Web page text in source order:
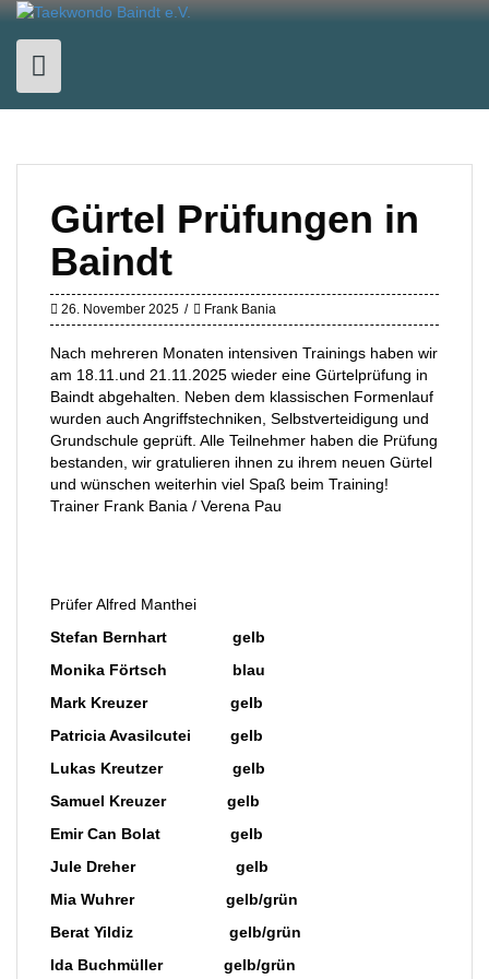
Skip
content
Gürtel Prüfungen in
Baindt
26. November 2025 Frank Bania
Nach mehreren Monaten intensiven Trainings haben wir
am 18.11.und 21.11.2025 wieder eine Gürtelprüfung in
Baindt abgehalten. Neben dem klassischen Formenlauf
wurden auch Angriffstechniken, Selbstverteidigung und
Grundschule geprüft. Alle Teilnehmer haben die Prüfung
bestanden, wir gratulieren ihnen zu ihrem neuen Gürtel
und wünschen weiterhin viel Spaß beim Training!
Trainer Frank Bania / Verena Pau
Prüfer Alfred Manthei
Stefan Bernhart gelb
Monika Förtsch blau
Mark Kreuzer gelb
Patricia Avasilcutei gelb
Lukas Kreutzer gelb
Samuel Kreuzer gelb
Emir Can Bolat gelb
Jule Dreher gelb
Mia Wuhrer gelb/grün
Berat Yildiz gelb/grün
Ida Buchmüller gelb/grün